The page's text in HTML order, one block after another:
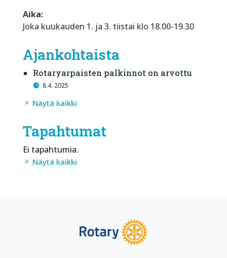
Aika:
Joka kuukauden 1. ja 3. tiistai klo 18.00-19.30
Ajankohtaista
Rotaryarpaisten palkinnot on arvottu
8.4. 2025
Näytä kaikki
Tapahtumat
Ei tapahtumia.
Näytä kaikki